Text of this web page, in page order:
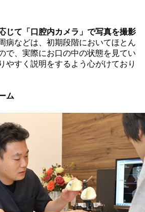
じて「口腔内カメラ」で写真を撮影
病などは、初期段階においてほとん
で、実際にお口の中の状態を見てい
やすく説明をするよう心がけており
ム